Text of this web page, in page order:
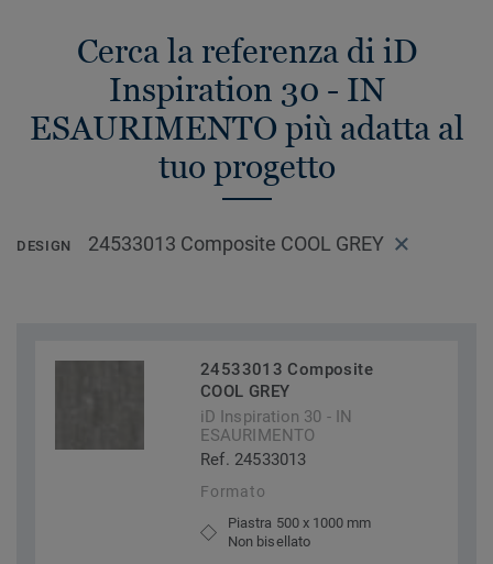
Cerca la referenza di iD
Inspiration 30 - IN
ESAURIMENTO più adatta al
tuo progetto
DESIGN 24533013 Composite COOL GREY
24533013 Composite
COOL GREY
iD Inspiration 30 - IN
ESAURIMENTO
Ref. 24533013
Formato
Piastra 500 x 1000 mm
Non bisellato